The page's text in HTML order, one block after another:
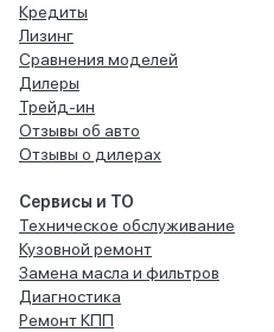
Кредиты
Лизинг
Сравнения моделей
Дилеры
Трейд-ин
Отзывы об авто
Отзывы о дилерах
Сервисы и ТО
Техническое обслуживание
Кузовной ремонт
Замена масла и фильтров
Диагностика
Ремонт КПП